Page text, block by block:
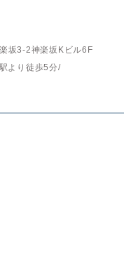
坂3-2神楽坂Kビル6F
より徒歩5分/